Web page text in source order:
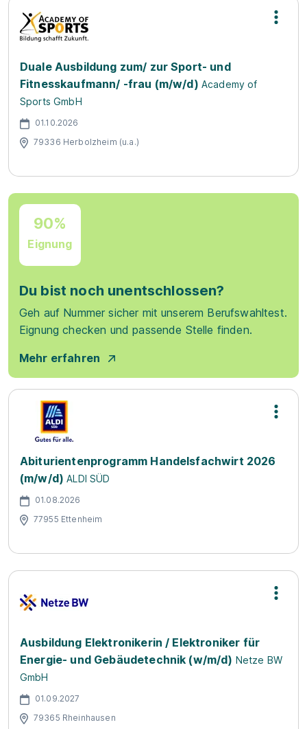
Duale Ausbildung zum/ zur Sport- und
Fitnesskaufmann/ -frau (m/w/d) Academy of
Sports GmbH
01.10.2026
79336 Herbolzheim (u.a.)
90%
Eignung
Du bist noch unentschlossen?
Geh auf Nummer sicher mit unserem Berufswahltest.
Eignung checken und passende Stelle finden.
Mehr erfahren
Abiturientenprogramm Handelsfachwirt 2026
(m/w/d) ALDI SÜD
01.08.2026
77955 Ettenheim
Ausbildung Elektronikerin / Elektroniker für
Energie- und Gebäudetechnik (w/m/d) Netze BW
GmbH
01.09.2027
79365 Rheinhausen